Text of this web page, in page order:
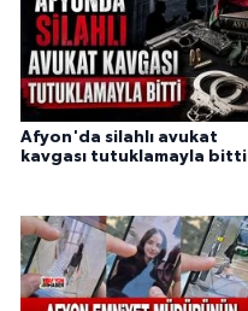
Afyon'da silahlı avukat
kavgası tutuklamayla bitti